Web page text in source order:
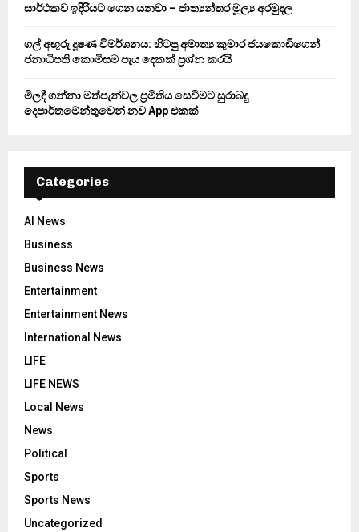
සාර්ථකව ඉදිරියට ගෙන යනවා – ජාත්‍යන්තර මූල්‍ය අරමුදල
ගල් අඟුරු දූෂණ විමර්ශනය: හිටපු අමාත්‍ය කුමාර ජයකොඩිගෙන්
ජනාධිපති කොමිසම පැය දෙකක් ප්‍රශ්න කරයි
මිලදී ගන්නා මත්පැන්වල ප්‍රමිතිය සෙවීමට සුරාබදු
දෙපාර්තමේන්තුවෙන් නව App එකක්
Categories
AI News
Business
Business News
Entertainment
Entertainment News
International News
LIFE
LIFE NEWS
Local News
News
Political
Sports
Sports News
Uncategorized